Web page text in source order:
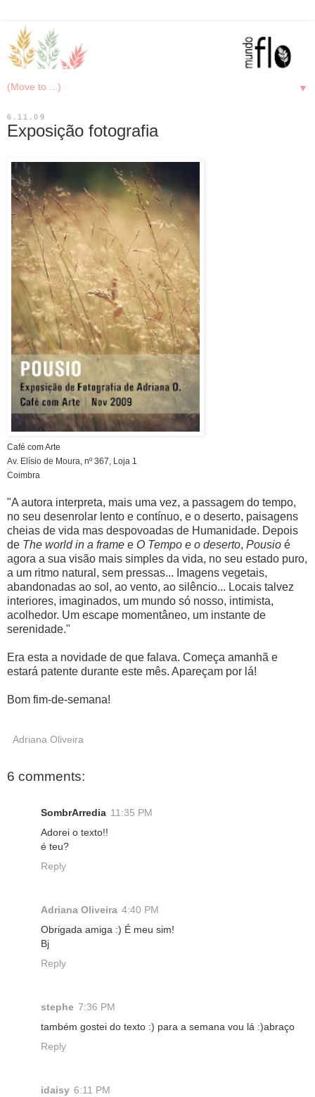
▼
6.11.09
Exposição fotografia
Café com Arte
Av. Elísio de Moura, nº 367, Loja 1
Coimbra
"A autora interpreta, mais uma vez, a passagem do tempo,
no seu desenrolar lento e contínuo, e o deserto, paisagens
cheias de vida mas despovoadas de Humanidade. Depois
de The world in a frame e O Tempo e o deserto, Pousio é
agora a sua visão mais simples da vida, no seu estado puro,
a um ritmo natural, sem pressas... Imagens vegetais,
abandonadas ao sol, ao vento, ao silêncio... Locais talvez
interiores, imaginados, um mundo só nosso, intimista,
acolhedor. Um escape momentâneo, um instante de
serenidade."
Era esta a novidade de que falava. Começa amanhã e
estará patente durante este mês. Apareçam por lá!
Bom fim-de-semana!
Adriana Oliveira
6 comments:
SombrArredia 11:35 PM
Adorei o texto!!
é teu?
Reply
Adriana Oliveira 4:40 PM
Obrigada amiga :) É meu sim!
Bj
Reply
stephe 7:36 PM
também gostei do texto :) para a semana vou lá :)abraço
Reply
idaisy 6:11 PM